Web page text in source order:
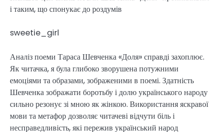
і таким, що спонукає до роздумів
sweetie_girl
Аналіз поеми Тараса Шевченка «Доля» справді захоплює.
Як читачка, я була глибоко зворушена потужними
емоціями та образами, зображеними в поемі. Здатність
Шевченка зображати боротьбу і долю українського народу
сильно резонує зі мною як жінкою. Використання яскравої
мови та метафор дозволяє читачеві відчути біль і
несправедливість, які пережив український народ